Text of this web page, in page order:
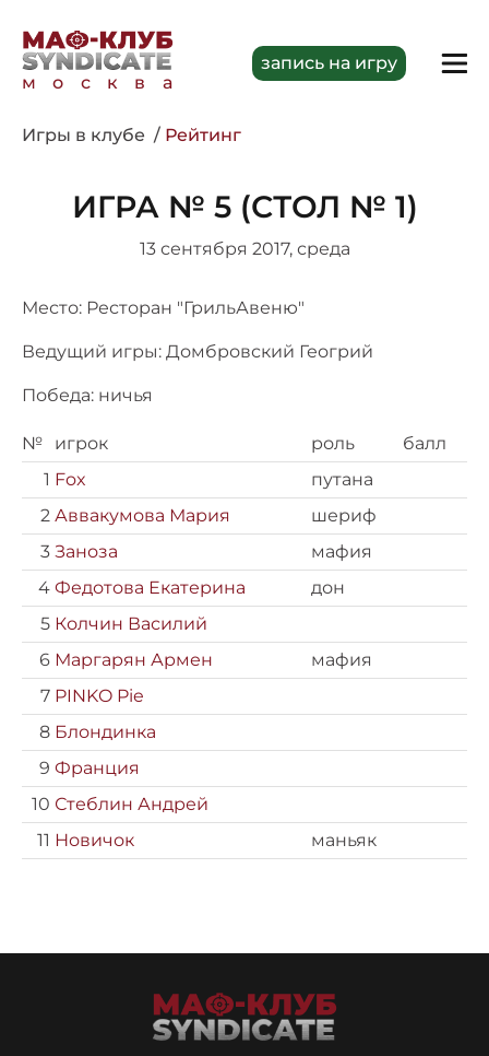
москва
запись на игру
Игры в клубе Рейтинг
ИГРА № 5 (СТОЛ № 1)
13 сентября 2017, среда
Место: Ресторан "ГрильАвеню"
Ведущий игры: Домбровский Геогрий
Победа: ничья
№ игрок роль
балл
1 Fox
путана
2 Аввакумова Мария
шериф
3 Заноза
мафия
4 Федотова Екатерина
дон
5 Колчин Василий
6 Маргарян Армен
мафия
7 PINKO Pie
8 Блондинка
9 Франция
10 Стеблин Андрей
11 Новичок маньяк